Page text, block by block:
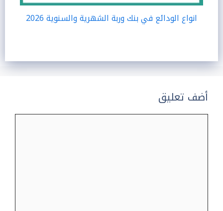
انواع الودائع في بنك وربة الشهرية والسنوية 2026
أضف تعليق